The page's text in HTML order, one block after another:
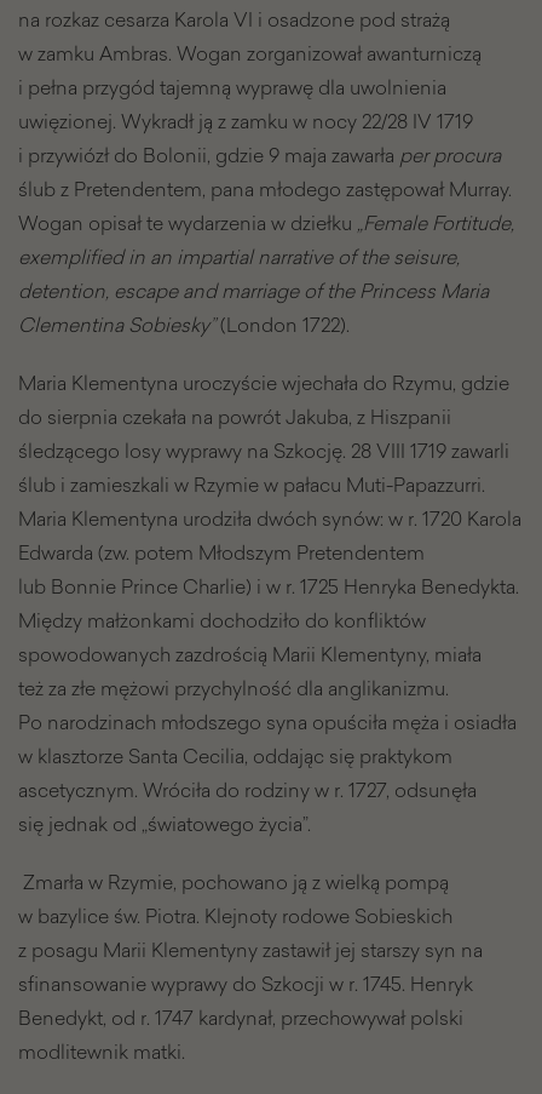
na rozkaz cesarza Karola VI i osadzone pod strażą
w zamku Ambras. Wogan zorganizował awanturniczą
i pełna przygód tajemną wyprawę dla uwolnienia
uwięzionej. Wykradł ją z zamku w nocy 22/28 IV 1719
i przywiózł do Bolonii, gdzie 9 maja zawarła per procura
ślub z Pretendentem, pana młodego zastępował Murray.
Wogan opisał te wydarzenia w dziełku „Female Fortitude,
exemplified in an impartial narrative of the seisure,
detention, escape and marriage of the Princess Maria
Clementina Sobiesky”(London 1722).
Maria Klementyna uroczyście wjechała do Rzymu, gdzie
do sierpnia czekała na powrót Jakuba, z Hiszpanii
śledzącego losy wyprawy na Szkocję. 28 VIII 1719 zawarli
ślub i zamieszkali w Rzymie w pałacu Muti-Papazzurri.
Maria Klementyna urodziła dwóch synów: w r. 1720 Karola
Edwarda (zw. potem Młodszym Pretendentem
lub Bonnie Prince Charlie) i w r. 1725 Henryka Benedykta.
Między małżonkami dochodziło do konfliktów
spowodowanych zazdrością Marii Klementyny, miała
też za złe mężowi przychylność dla anglikanizmu.
Po narodzinach młodszego syna opuściła męża i osiadła
w klasztorze Santa Cecilia, oddając się praktykom
ascetycznym. Wróciła do rodziny w r. 1727, odsunęła
się jednak od „światowego życia”.
Zmarła w Rzymie, pochowano ją z wielką pompą
w bazylice św. Piotra. Klejnoty rodowe Sobieskich
z posagu Marii Klementyny zastawił jej starszy syn na
sfinansowanie wyprawy do Szkocji w r. 1745. Henryk
Benedykt, od r. 1747 kardynał, przechowywał polski
modlitewnik matki.